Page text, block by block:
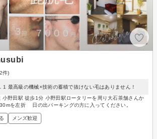
件)
最高級の機械×技術の蓄積で抜けない毛はありません！
小野田駅 徒歩1分 小野田駅ロータリーを周り大石茶舗さんか
を左折 日の出パーキングの方に入ってください。
メンズ歓迎